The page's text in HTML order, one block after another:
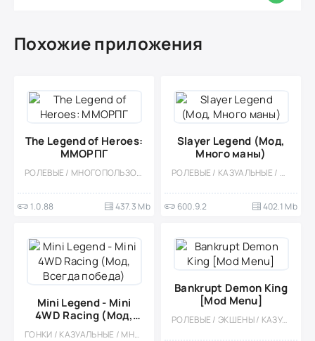
Похожие приложения
The Legend of Heroes:
ММОРПГ
РОЛЕВЫЕ / МНОГОПОЛЬЗОВАТЕЛЬСКАЯ / ОНЛАЙН / ОДНОПОЛЬЗОВАТЕЛЬСКИЕ / СТИЛИЗАЦИЯ / АНИМЕ / 3D / БОЛЬШАЯ / ФЭНТЕЗИ / МАГИЯ / РОГАЛИК / КВЕСТЫ / ПРИКЛЮЧЕНИЕ
1.0.88 437.3 Mb
Slayer Legend (Мод,
Много маны)
РОЛЕВЫЕ / КАЗУАЛЬНЫЕ / ОДНОПОЛЬЗОВАТЕЛЬСКИЕ / СТИЛИЗАЦИЯ / ПИКСЕЛЬНАЯ / МОД / ВСТРОЕННЫЙ КЕШ / РЕТРО / МАГИЯ / МОНСТРЫ
600.9.2 402.1 Mb
Mini Legend - Mini
4WD Racing (Мод,
Всегда победа)
ГОНКИ / КАЗУАЛЬНЫЕ / МНОГОПОЛЬЗОВАТЕЛЬСКАЯ / СОРЕВНОВАТЕЛЬНАЯ / ОДНОПОЛЬЗОВАТЕЛЬСКИЕ / СТИЛИЗАЦИЯ / МОД / PVP / ИЗОМЕТРИЯ / ВСТРОЕННЫЙ КЕШ
Bankrupt Demon King
[Mod Menu]
РОЛЕВЫЕ / ЭКШЕНЫ / КАЗУАЛЬНЫЕ / АНИМЕ / БОССЫ / PVP / ФЭНТЕЗИ / СТИЛИЗАЦИЯ / ИЗОМЕТРИЯ / СОРЕВНОВАТЕЛЬНАЯ / МНОГОПОЛЬЗОВАТЕЛЬСКАЯ / МОД